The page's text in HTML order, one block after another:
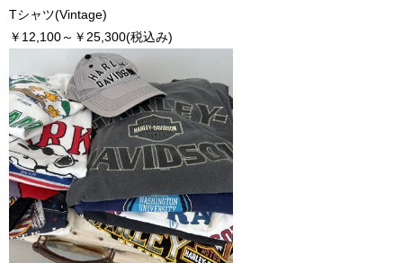
Tシャツ(Vintage)
￥12,100～￥25,300(税込み)